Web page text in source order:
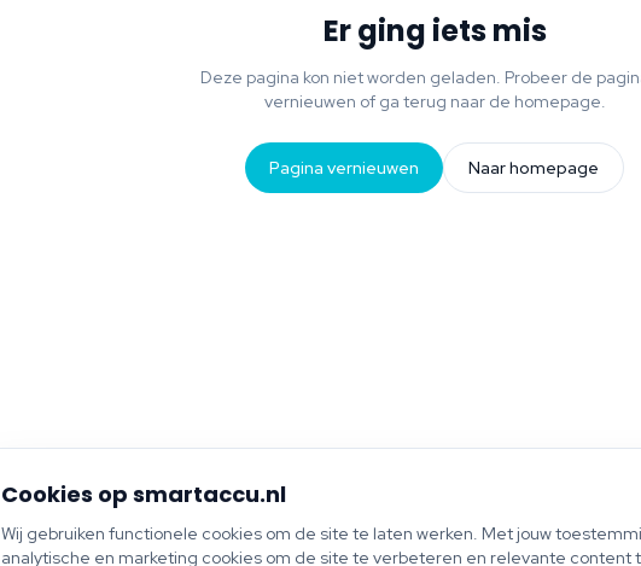
Cookies op smartaccu.nl
Wij gebruiken functionele cookies om de site te laten werken. Met jouw
analytische en marketing cookies om de site te verbeteren en relevante content
Er ging iets mis
Deze pagina kon niet worden geladen. Probeer de
vernieuwen of ga terug naar de homepage.
Pagina vernieuwen Naar homepage